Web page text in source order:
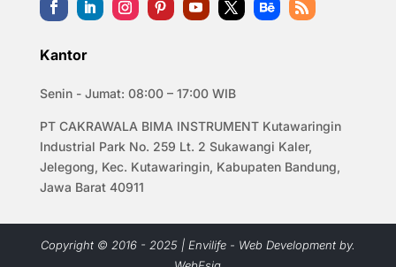
Kantor
Senin - Jumat: 08:00 – 17:00 WIB
PT CAKRAWALA BIMA INSTRUMENT Kutawaringin
Industrial Park No. 259 Lt. 2 Sukawangi Kaler,
Jelegong, Kec. Kutawaringin, Kabupaten Bandung,
Jawa Barat 40911
Copyright © 2016 - 2025 | Envilife - Web Development by.